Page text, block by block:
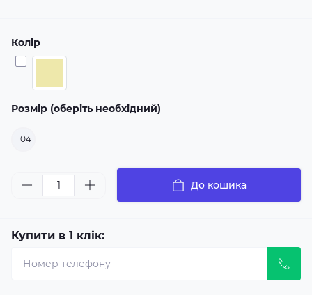
Колір
Розмір (оберіть необхідний)
104
До кошика
Купити в 1 клік: